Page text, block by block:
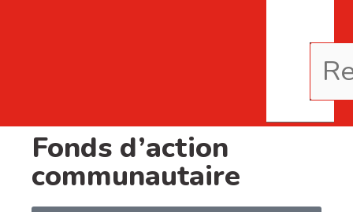
Fonds d’action
communautaire